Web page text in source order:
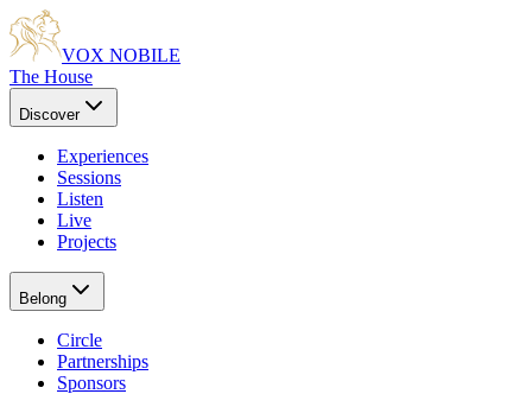
VOX NOBILE
The House
Discover
Experiences
Sessions
Listen
Live
Projects
Belong
Circle
Partnerships
Sponsors